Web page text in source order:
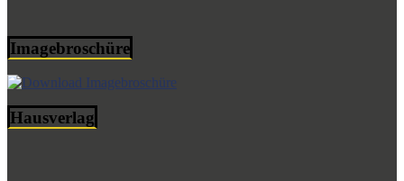
Imagebroschüre
Hausverlag